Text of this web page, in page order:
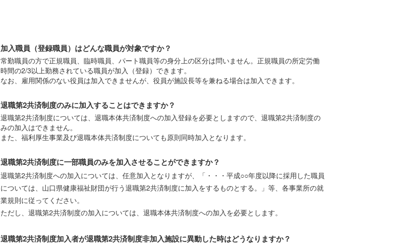
加入職員（登録職員）はどんな職員が対象ですか？
常勤職員の方で正規職員、臨時職員、パート職員等の身分上の区分は問いません。正規職員の所定労働
時間の2/3以上勤務されている職員が加入（登録）できます。
なお、雇用関係のない役員は加入できませんが、役員が施設長等を兼ねる場合は加入できます。
退職第2共済制度のみに加入することはできますか？
退職第2共済制度については、退職本体共済制度への加入登録を必要としますので、退職第2共済制度の
みの加入はできません。
また、福利厚生事業及び退職本体共済制度についても原則同時加入となります。
退職第2共済制度に一部職員のみを加入させることができますか？
退職第2共済制度への加入については、任意加入となりますが、「・・・平成○○年度以降に採用した職員
については、山口県健康福祉財団が行う退職第2共済制度に加入をするものとする。」等、各事業所の就
業規則に従ってください。
ただし、退職第2共済制度の加入については、退職本体共済制度への加入を必要とします。
退職第2共済制度加入者が退職第2共済制度非加入施設に異動した時はどうなりますか？